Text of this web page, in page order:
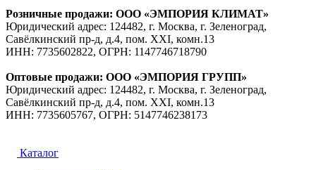
Розничные продажи: ООО «ЭМПОРИЯ КЛИМАТ»
Юридический адрес: 124482, г. Москва, г. Зеленоград,
Савёлкинский пр-д, д.4, пом. XXI, комн.13
ИНН: 7735602822, ОГРН: 1147746718790
Оптовые продажи: ООО «ЭМПОРИЯ ГРУПП»
Юридический адрес: 124482, г. Москва, г. Зеленоград,
Савёлкинский пр-д, д.4, пом. XXI, комн.13
ИНН: 7735605767, ОГРН: 5147746238173
Каталог